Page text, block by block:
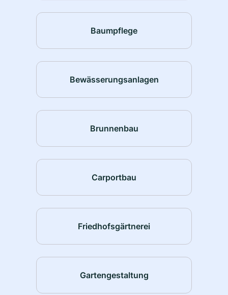
Baumpflege
Bewässerungsanlagen
Brunnenbau
Carportbau
Friedhofsgärtnerei
Gartengestaltung